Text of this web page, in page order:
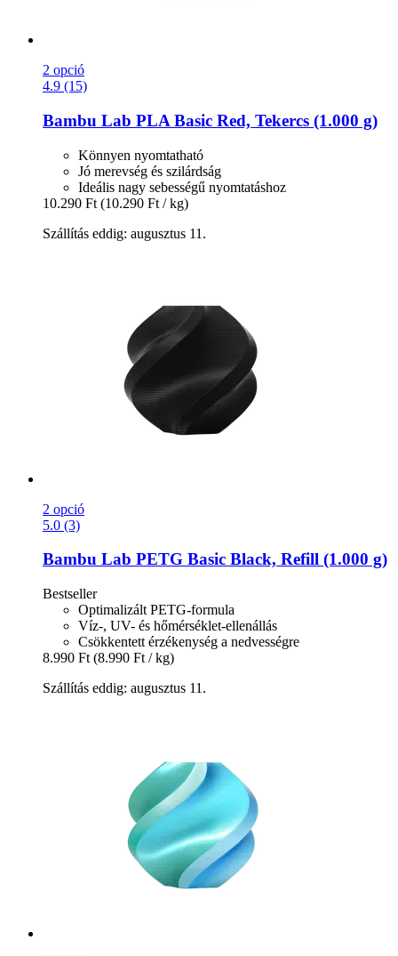
2 opció
4.9 (15)
Bambu Lab PLA Basic Red, Tekercs (1.000 g)
Könnyen nyomtatható
Jó merevség és szilárdság
Ideális nagy sebességű nyomtatáshoz
10.290 Ft (10.290 Ft / kg)
Szállítás eddig: augusztus 11.
2 opció
5.0 (3)
Bambu Lab PETG Basic Black, Refill (1.000 g)
Bestseller
Optimalizált PETG-formula
Víz-, UV- és hőmérséklet-ellenállás
Csökkentett érzékenység a nedvességre
8.990 Ft (8.990 Ft / kg)
Szállítás eddig: augusztus 11.